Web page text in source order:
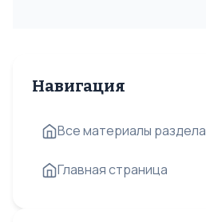
Навигация
Все материалы раздела
Главная страница